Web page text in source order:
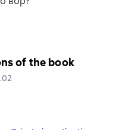
of the book